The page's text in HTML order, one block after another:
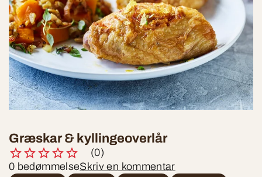
Græskar & kyllingeoverlår
(0)
0 bedømmelseSkriv en kommentar